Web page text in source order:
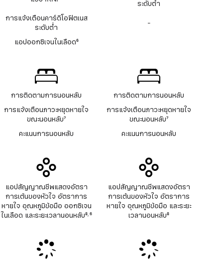
การแจ้งเตือนคาร์ดิโอฟิตเนส
ระดับต่ำ
แอปออกซิเจนในเลือด6
การติดตามการนอนหลับ
การแจ้งเตือนภาวะหยุดหายใจ
ขณะนอนหลับ7
คะแนนการนอนหลับ
แอปสัญญาณชีพแสดงอัตรา
การเต้นของหัวใจ อัตราการ
หายใจ อุณหภูมิข้อมือ ออกซิเจน
ในเลือด และระยะเวลานอนหลับ8,6
ระดับต่ำ
-
เจน
ใน
การติดตามการนอนหลับ
การแจ้งเตือนภาวะหยุดหายใจ
ขณะนอนหลับ7
คะแนนการนอนหลับ
แอปสัญญาณชีพแสดงอัตรา
การเต้นของหัวใจ อัตราการ
หายใจ อุณหภูมิข้อมือ และระยะ
เวลานอนหลับ8